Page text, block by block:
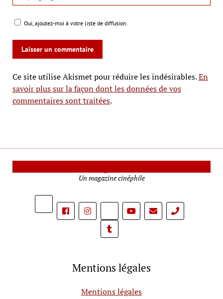
Oui, ajoutez-moi à votre liste de diffusion.
Ce site utilise Akismet pour réduire les indésirables.En
savoir plus sur la façon dont les données de vos
commentaires sont traitées.
Un magazine cinéphile
phone
Mentions légales
Mentions légales